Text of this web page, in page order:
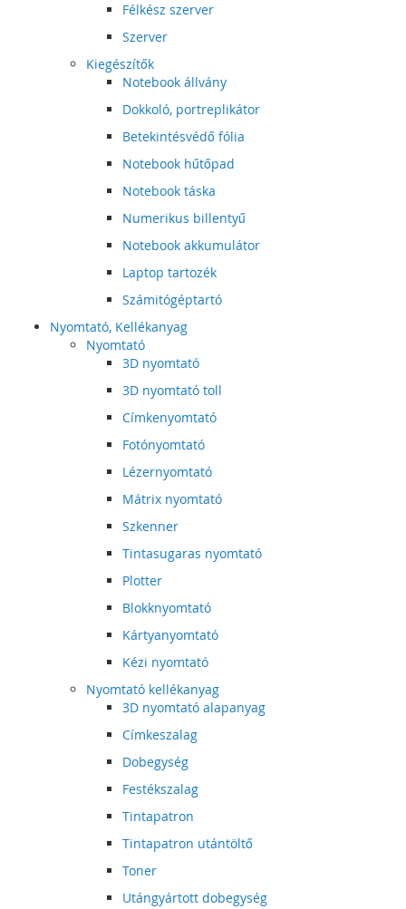
Félkész szerver
Szerver
Kiegészítők
Notebook állvány
Dokkoló, portreplikátor
Betekintésvédő fólia
Notebook hűtőpad
Notebook táska
Numerikus billentyű
Notebook akkumulátor
Laptop tartozék
Számitógéptartó
Nyomtató, Kellékanyag
Nyomtató
3D nyomtató
3D nyomtató toll
Címkenyomtató
Fotónyomtató
Lézernyomtató
Mátrix nyomtató
Szkenner
Tintasugaras nyomtató
Plotter
Blokknyomtató
Kártyanyomtató
Kézi nyomtató
Nyomtató kellékanyag
3D nyomtató alapanyag
Címkeszalag
Dobegység
Festékszalag
Tintapatron
Tintapatron utántöltő
Toner
Utángyártott dobegység